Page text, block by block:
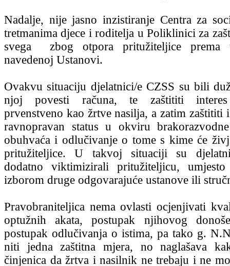
Nadalje, nije jasno inzistiranje Centra za
tretmanima djece i roditelja u Poliklinici za
svega zbog otpora pritužiteljice prema
navedenoj Ustanovi.
Ovakvu situaciju djelatnici/e CZSS su bili
njoj povesti računa, te zaštititi interes
prvenstveno kao žrtve nasilja, a zatim zaštititi
ravnopravan status u okviru
obuhvaća i odlučivanje o tome s kime će
pritužiteljice. U takvoj situaciji su
dodatno viktimizirali pritužiteljicu,
izborom druge odgovarajuće ustanove ili
Pravobraniteljica nema ovlasti ocjenjivati
optužnih akata, postupak njihovog
postupak odlučivanja o istima, pa tako g.
niti jedna zaštitna mjera, no naglašava
činjenica da žrtva i nasilnik ne trebaju i ne